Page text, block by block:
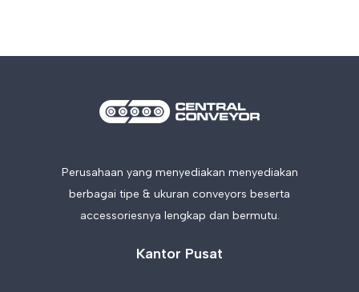
Perusahaan yang menyediakan menyediakan
berbagai tipe & ukuran conveyors beserta
accessoriesnya lengkap dan bermutu.
Kantor Pusat